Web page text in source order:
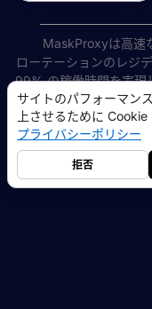
MaskProxyは高速
ローテーションのレジ
99% の稼働時間を実現
©2026AIWAY
利用規約プライバシーポ
サイトのパフォーマン
上させるために Cookie
プライバシーポリシー
拒否